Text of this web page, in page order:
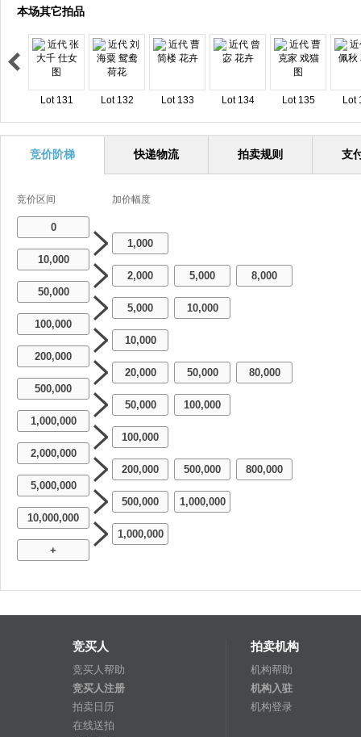
本场其它拍品
Lot 131 Lot 132 Lot 133 Lot 134 Lot 135 Lot
竞价阶梯 快递物流 拍卖规则 支
竞价区间 加价幅度
0
1,000
10,000
2,000
5,000
8,000
50,000
5,000
10,000
100,000
10,000
200,000
20,000
50,000
80,000
500,000
50,000
100,000
1,000,000
100,000
2,000,000
200,000
500,000
800,000
5,000,000
500,000
1,000,000
10,000,000
1,000,000
+
竞买人
竞买人帮助
竞买人注册
拍卖日历
在线送拍
拍卖机构
机构帮助
机构入驻
机构登录